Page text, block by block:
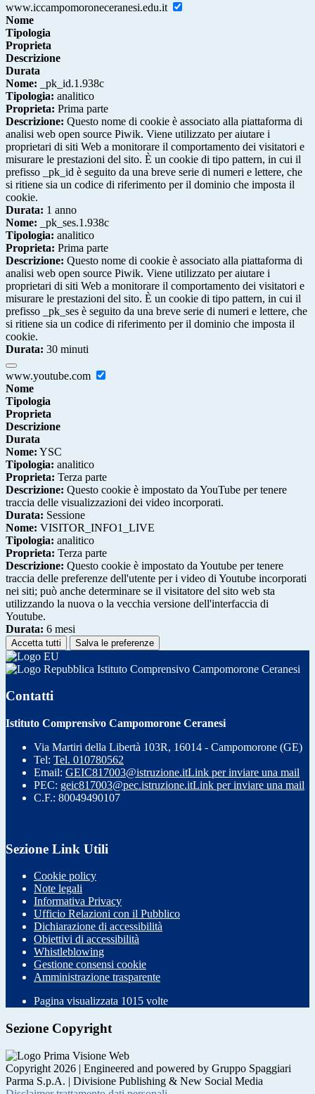
www.iccampomoroneceranesi.edu.it
Nome
Tipologia
Proprieta
Descrizione
Durata
Nome: _pk_id.1.938c
Tipologia: analitico
Proprieta: Prima parte
Descrizione: Questo nome di cookie è associato alla piattaforma di
analisi web open source Piwik. Viene utilizzato per aiutare i
proprietari di siti Web a monitorare il comportamento dei visitatori e
misurare le prestazioni del sito. È un cookie di tipo pattern, in cui il
prefisso _pk_id è seguito da una breve serie di numeri e lettere, che
si ritiene sia un codice di riferimento per il dominio che imposta il
cookie.
Durata: 1 anno
Nome: _pk_ses.1.938c
Tipologia: analitico
Proprieta: Prima parte
Descrizione: Questo nome di cookie è associato alla piattaforma di
analisi web open source Piwik. Viene utilizzato per aiutare i
proprietari di siti Web a monitorare il comportamento dei visitatori e
misurare le prestazioni del sito. È un cookie di tipo pattern, in cui il
prefisso _pk_ses è seguito da una breve serie di numeri e lettere, che
si ritiene sia un codice di riferimento per il dominio che imposta il
cookie.
Durata: 30 minuti
www.youtube.com
Nome
Tipologia
Proprieta
Descrizione
Durata
Nome: YSC
Tipologia: analitico
Proprieta: Terza parte
Descrizione: Questo cookie è impostato da YouTube per tenere
traccia delle visualizzazioni dei video incorporati.
Durata: Sessione
Nome: VISITOR_INFO1_LIVE
Tipologia: analitico
Proprieta: Terza parte
Descrizione: Questo cookie è impostato da Youtube per tenere
traccia delle preferenze dell'utente per i video di Youtube incorporati
nei siti; può anche determinare se il visitatore del sito web sta
utilizzando la nuova o la vecchia versione dell'interfaccia di
Youtube.
Durata: 6 mesi
Accetta tutti Salva le preferenze
Istituto Comprensivo Campomorone Ceranesi
Contatti
Istituto Comprensivo Campomorone Ceranesi
Via Martiri della Libertà 103R, 16014 - Campomorone (GE)
Tel: Tel. 010780562
Email: GEIC817003@istruzione.itLink per inviare una mail
PEC: geic817003@pec.istruzione.itLink per inviare una mail
C.F.: 80049490107
Sezione Link Utili
Cookie policy
Note legali
Informativa Privacy
Ufficio Relazioni con il Pubblico
Dichiarazione di accessibilità
Obiettivi di accessibilità
Whistleblowing
Gestione consensi cookie
Amministrazione trasparente
Pagina visualizzata 1015 volte
Sezione Copyright
Copyright 2026 | Engineered and powered by Gruppo Spaggiari
Parma S.p.A. | Divisione Publishing & New Social Media